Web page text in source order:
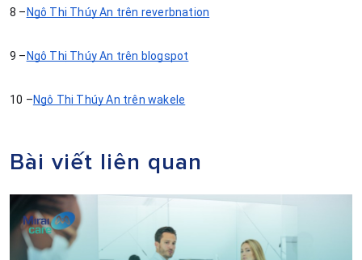
8 – Ngô Thị Thúy An trên reverbnation
9 – Ngô Thị Thúy An trên blogspot
10 –Ngô Thị Thúy An trên wakele
Bài viết liên quan